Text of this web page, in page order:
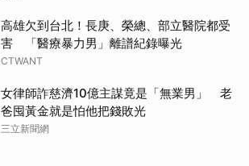
高雄欠到台北！長庚、榮總、部立醫院都受
害 「醫療暴力男」離譜紀錄曝光
CTWANT
女律師詐慈濟10億主謀竟是「無業男」 老
爸囤黃金就是怕他把錢敗光
三立新聞網